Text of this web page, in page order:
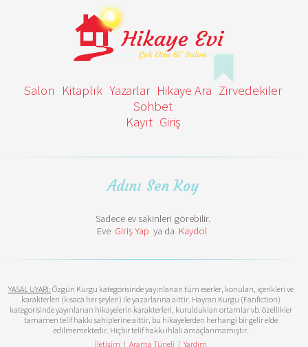
Salon Kitaplık Yazarlar Hikaye Ara Zirvedekiler
Sohbet
Kayıt Giriş
Adını Sen Koy
Sadece ev sakinleri görebilir.
Eve Giriş Yap ya da Kaydol
YASAL UYARI: Özgün Kurgu kategorisinde yayınlanan tüm eserler, konuları, içerikleri ve
karakterleri (kısaca her şeyleri) ile yazarlarına aittir. Hayran Kurgu (Fanfiction)
kategorisinde yayınlanan hikayelerin karakterleri, kuruldukları ortamlar vb. özellikler
tamamen telif hakkı sahiplerine aittir, bu hikayelerden herhangi bir gelir elde
edilmemektedir. Hiçbir telif hakkı ihlali amaçlanmamıştır.
İletişim | Arama Tüneli | Yardım